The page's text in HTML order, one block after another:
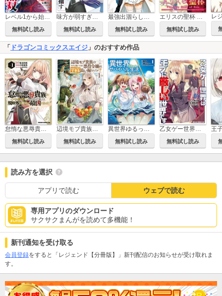
レベル1から始まる召喚無双 THE COMIC
無料試し読み
味方が弱すぎて補助魔法に徹していた宮廷魔法師、追放されて最強を目指す
無料試し読み
最強出涸らし皇子の暗躍帝位争い
無料試し読み
エリスの聖杯 ～婚約破棄された令嬢は、稀代の悪女に助けられた代償として復讐に付き合わされます～【分冊版】
無料試し読み
レ
「 ドラゴンコミックスエイジ 」のおすすめ作品
怠惰な悪辱貴族に転生した俺、シナリオをぶっ壊したら規格外の魔力で最凶になった
無料試し読み
辺境モブ貴族のウチに嫁いできた悪役令嬢が、めちゃくちゃできる良い嫁なんだが？
無料試し読み
異世界ゆるっとサバイバル生活～学校の皆と異世界の無人島に転移したけど俺だけ楽勝です～
無料試し読み
乙女ゲー世界はモブに厳しい世界です
無料試し読み
王
読み方を選択
アプリで読む ウェブで読む
専用アプリのダウンロード
サクサクまんがを読めて多機能！
新刊通知を受け取る
会員登録をすると「レジェンド【分冊版】」新刊配信のお知らせが受け取れま
す。